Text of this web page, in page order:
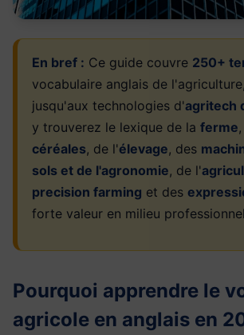
En bref : Ce guide couvre 250+
vocabulaire anglais de
jusqu'aux technologies d'agritech
y trouverez le lexique de la ferme
céréales, de l'élevage, des
sols et de l'agronomie, de l'
precision farming et des
forte valeur en milieu
Pourquoi apprendre le
agricole en anglais en